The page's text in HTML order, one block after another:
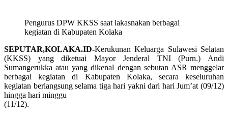
Pengurus DPW KKSS saat lakasnakan berbagai
kegiatan di Kabupaten Kolaka
SEPUTAR,KOLAKA.ID-Kerukunan Keluarga Sulawesi Selatan
(KKSS) yang diketuai Mayor Jenderal TNI (Purn.) Andi
Sumangerukka atau yang dikenal dengan sebutan ASR menggelar
berbagai kegiatan di Kabupaten Kolaka, secara keseluruhan
kegiatan berlangsung selama tiga hari yakni dari hari Jum’at (09/12)
hingga hari minggu
(11/12).